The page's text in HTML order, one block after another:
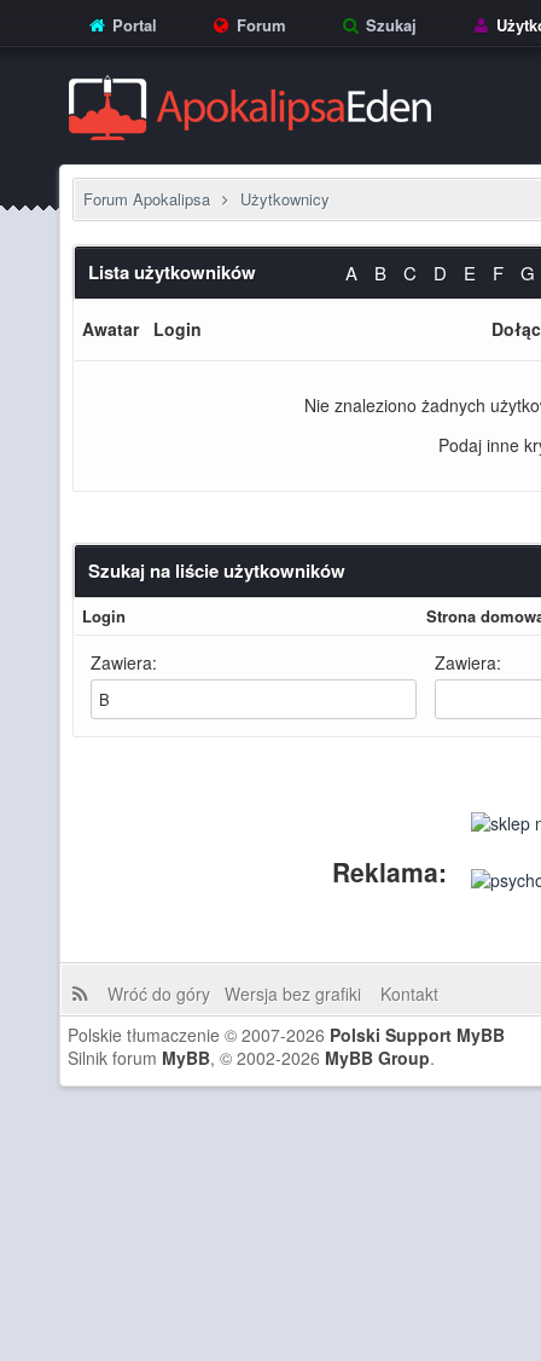
Portal Forum Szukaj
Forum Apokalipsa Użytkownicy
A B C D E F G
Lista użytkowników
Awatar Login
Nie znaleziono żadnych
Podaj inne
Szukaj na liście użytkowników
Login Strona
Zawiera: Zawiera:
Reklama:
Wróć do góry Wersja bez grafiki
Kontakt
Polskie tłumaczenie © 2007-2026 Polski Support MyBB
Silnik forum MyBB, © 2002-2026 MyBB Group.